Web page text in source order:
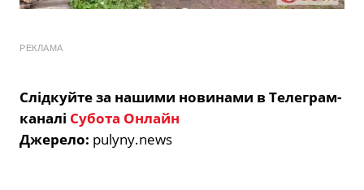
РЕКЛАМА
Слідкуйте за нашими новинами в Телеграм-
каналі Субота Онлайн
Джерело: pulyny.news